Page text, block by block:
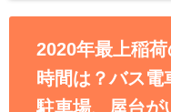
2020年最上稲
時間は？バス
駐車場、屋台が